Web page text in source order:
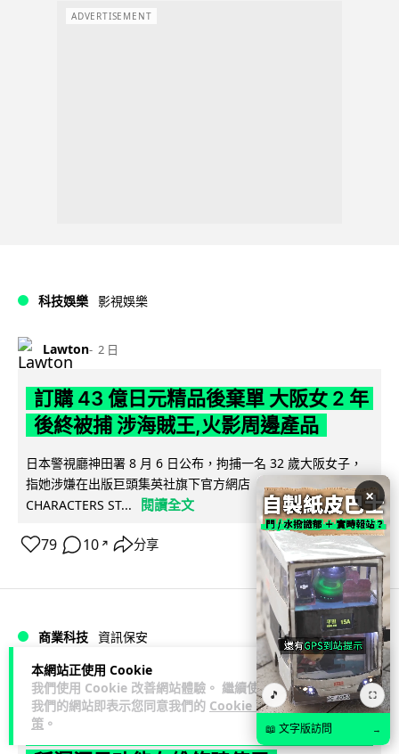
本網站正使用 Cookie
我們使用 Cookie 改善網站體驗。 繼續使用
我們的網站即表示您同意我們的 Cookie 政
策 。
ADVERTISEMENT
科技娛樂 影視娛樂
Lawton 2 日
訂購 43 億日元精品後棄單 大阪女 2 年
後終被捕 涉海賊王,火影周邊產品
日本警視廳神田署 8 月 6 日公布，拘捕一名 32 歲大阪女子，
指她涉嫌在出版巨頭集英社旗下官方網店「JUMP
CHARACTERS ST...
閱讀全文
79 10 ↗ 分享
商業科技 資訊保安
Vin 2 日
智博通路由器爆後門 官方緊急下架止血
×
🎵 ⛶
📖 文字版訪問 →